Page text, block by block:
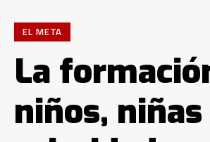
EL META
La
niños,